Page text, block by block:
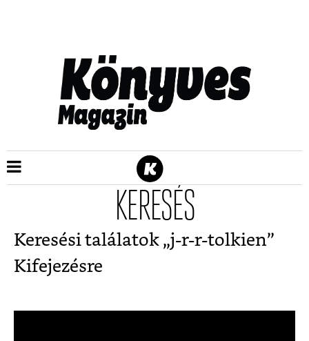
KERESÉS
Keresési találatok „j-r-r-tolkien”
Kifejezésre